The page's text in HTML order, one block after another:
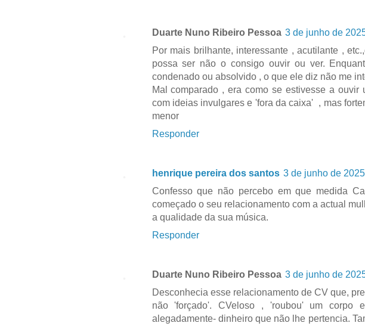
Duarte Nuno Ribeiro Pessoa 3 de junho de
Por mais brilhante, interessante , acutilante ,
possa ser não o consigo ouvir ou ver.
condenado ou absolvido , o que ele diz não me
Mal comparado , era como se estivesse a ouvir
com ideias invulgares e 'fora da caixa' , mas
menor
Responder
henrique pereira dos santos 3 de junho de
Confesso que não percebo em que medida
começado o seu relacionamento com a actual
a qualidade da sua música.
Responder
Duarte Nuno Ribeiro Pessoa 3 de junho de
Desconhecia esse relacionamento de CV que,
não 'forçado'. CVeloso , 'roubou' um corpo
alegadamente- dinheiro que não lhe pertencia.